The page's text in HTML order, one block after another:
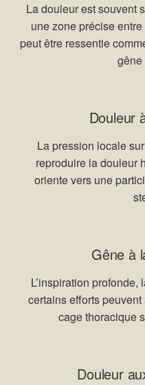
La douleur est souvent
une zone précise
peut être ressentie
gêne
Douleur
La pression locale
reproduire la douleur
oriente vers une
Gêne à
L’inspiration
certains efforts
cage thoracique
Douleur